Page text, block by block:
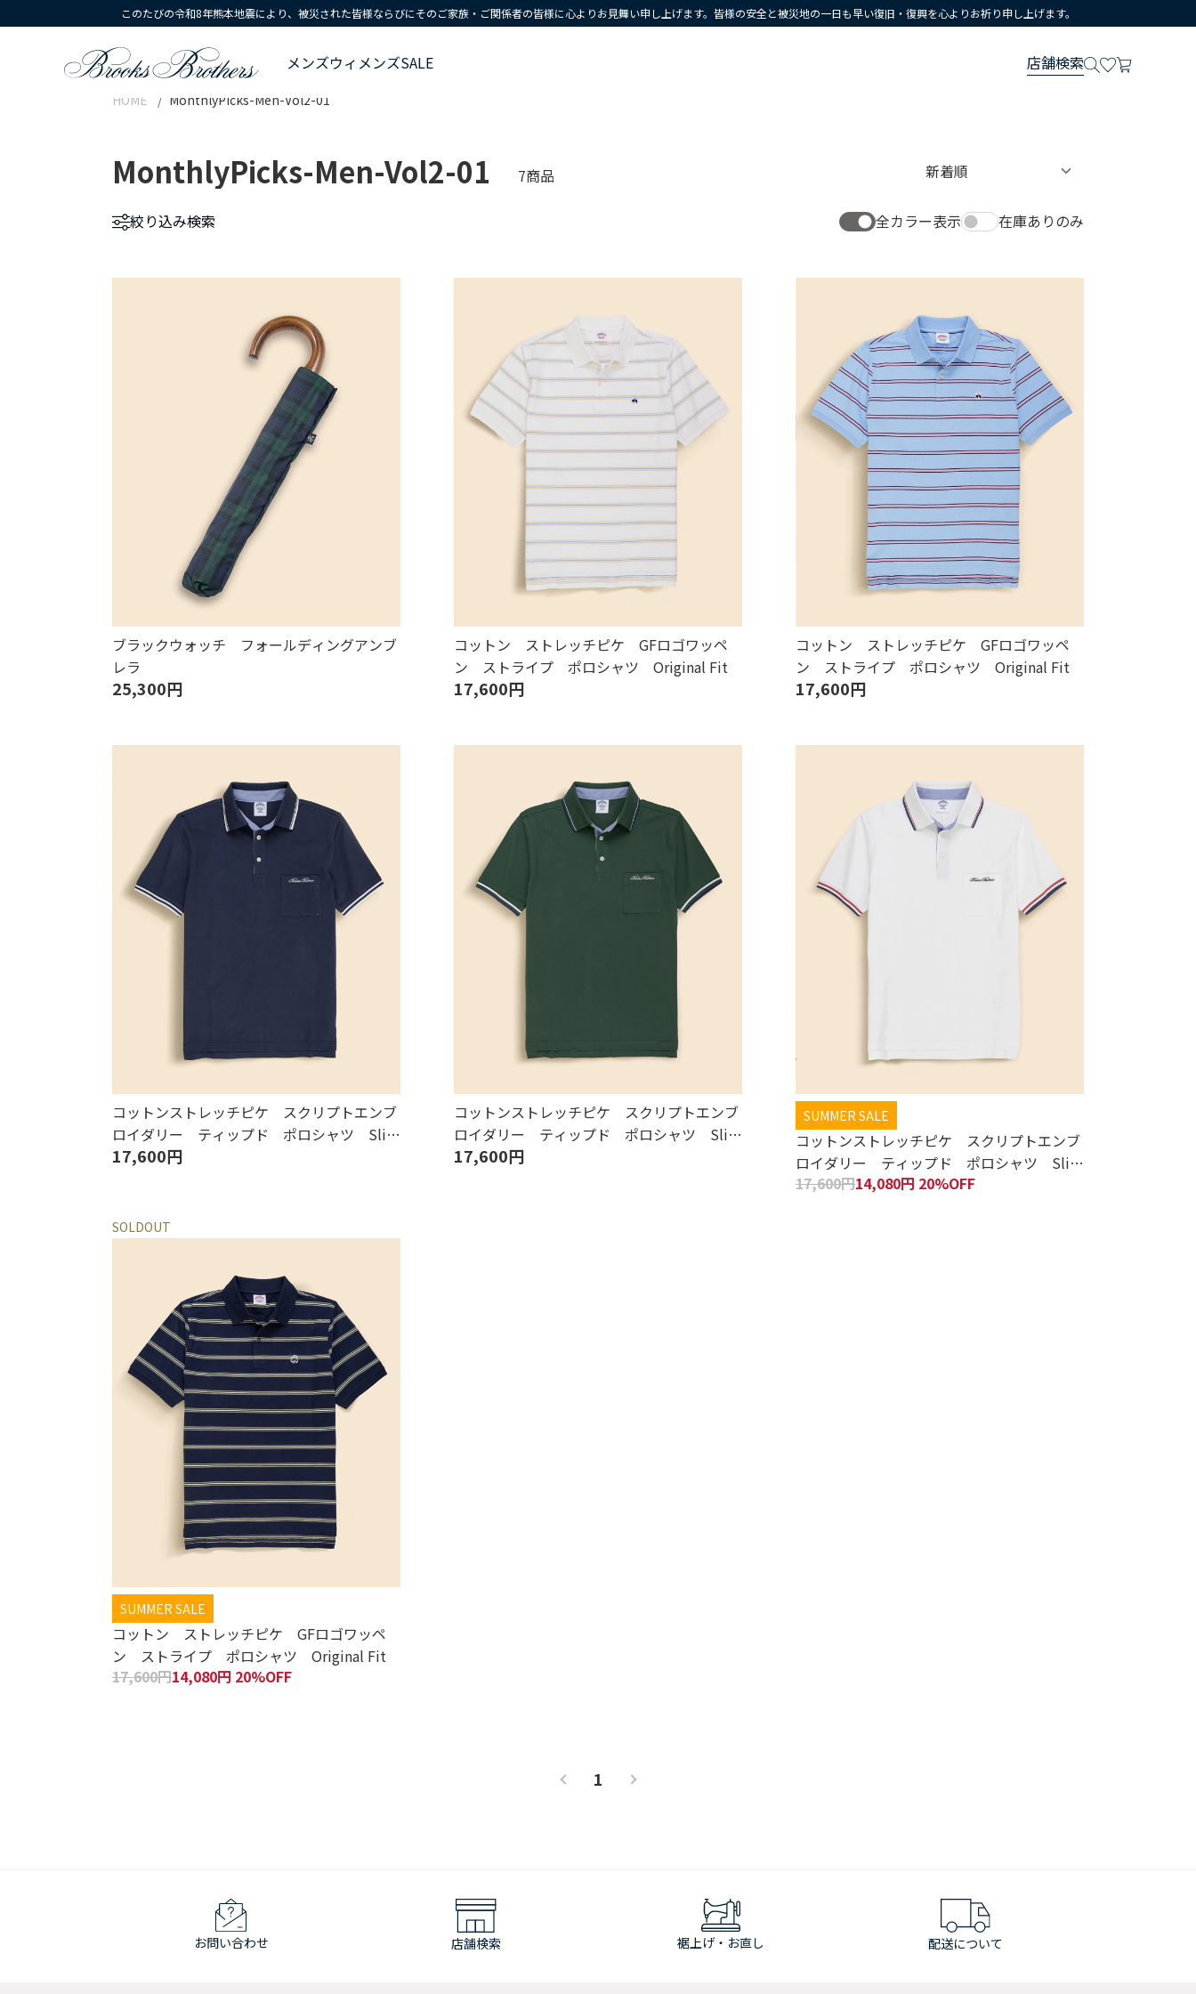
このたびの令和8年熊本地震により、被災された皆様ならびにそのご家族・ご関係者の皆様に心よりお見舞い申し上げます。皆様の安全と被災地の一日も早い復旧・復興を心よりお祈り申し上げます。
メンズウィメンズSALE 店舗検索
HOME MonthlyPicks-Men-Vol2-01
MonthlyPicks-Men-Vol2-01 7商品
絞り込み検索 全カラー表示 在庫ありのみ
ブラックウォッチ フォールディングアンブ
レラ
25,300円
コットン ストレッチピケ GFロゴワッペ
ン ストライプ ポロシャツ Original Fit
17,600円
コットン ストレッチピケ GFロゴワッペ
ン ストライプ ポロシャツ Original Fit
17,600円
コットンストレッチピケ スクリプトエンブ
ロイダリー ティップド ポロシャツ Slim
Fit
17,600円
コットンストレッチピケ スクリプトエンブ
ロイダリー ティップド ポロシャツ Slim
Fit
17,600円
SUMMER SALE
コットンストレッチピケ スクリプトエンブ
ロイダリー ティップド ポロシャツ Slim
Fit
17,600円14,080円 20%OFF
SOLDOUT
SUMMER SALE
コットン ストレッチピケ GFロゴワッペ
ン ストライプ ポロシャツ Original Fit
17,600円14,080円 20%OFF
1
お問い合わせ 店舗検索 裾上げ・お直し 配送について